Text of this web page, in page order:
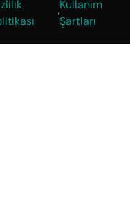
Kullanım
Şartları